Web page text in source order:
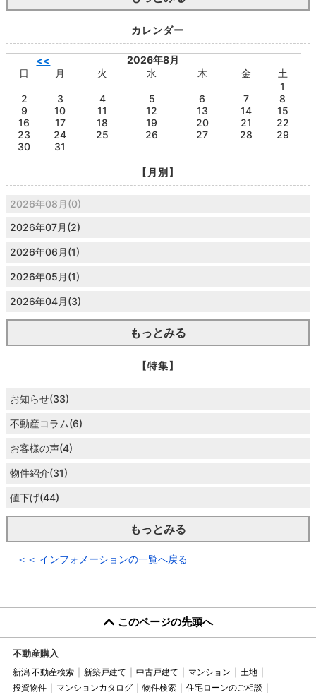
カレンダー
<<
2026年8月
日
月 火 水 木 金
土
1
2
3 4 5 6 7
8
9
10 11 12 13 14
15
16
17 18 19 20 21
22
23
24 25 26 27 28
29
30
31
【月別】
2026年08月(0)
2026年07月(2)
2026年06月(1)
2026年05月(1)
2026年04月(3)
もっとみる
【特集】
お知らせ(33)
不動産コラム(6)
お客様の声(4)
物件紹介(31)
値下げ(44)
もっとみる
＜＜ インフォメーションの一覧へ戻る
このページの先頭へ
不動産購入
新潟 不動産検索 新築戸建て 中古戸建て マンション
土地
投資物件
マンションカタログ 物件検索
住宅ローンのご相談